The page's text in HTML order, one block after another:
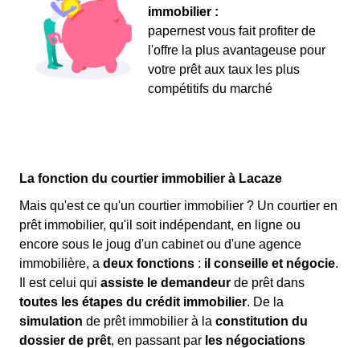
immobilier :
papernest vous fait profiter de
l'offre la plus avantageuse pour
votre prêt aux taux les plus
compétitifs du marché
La fonction du courtier immobilier à Lacaze
Mais qu'est ce qu'un courtier immobilier ? Un courtier en
prêt immobilier, qu'il soit indépendant, en ligne ou
encore sous le joug d'un cabinet ou d'une agence
immobilière, a deux fonctions : il conseille et négocie.
Il est celui qui assiste le demandeur de prêt dans
toutes les étapes du crédit immobilier. De la
simulation de prêt immobilier à la constitution du
dossier de prêt, en passant par les négociations